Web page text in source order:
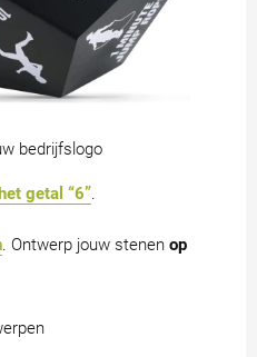
bedrijfslogo
getal “6”.
. Ontwerp jouw stenen op